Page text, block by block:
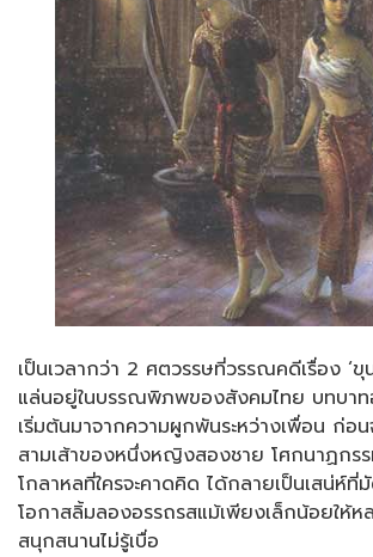
เป็นเวลากว่า 2 ศตวรรษที่วรรณคดีเรื่อง ‘ขุ
แล่นอยู่ในบรรณพิภพของสังคมไทย บทบาท
เริ่มต้นมาจากความผูกพันระหว่างเพื่อน ก่อ
สามเส้าของหนึ่งหญิงสองชาย โศกนาฏกรร
โกลาหลที่ใครจะคาดคิด ได้กลายเป็นเสน่ห์ที่
โอกาสลิ้มลองอรรถรสแม้เพียงเล็กน้อยให้ห
สนุกสนานไม่รู้เบื่อ